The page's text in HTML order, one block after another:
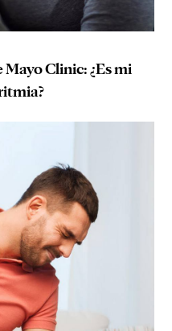
Clinic: ¿Es mi